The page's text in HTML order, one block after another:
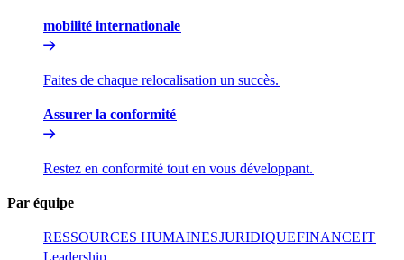
mobilité internationale​​
Faites de chaque relocalisation un succès.​​
Assurer la conformité​​
Restez en conformité tout en vous développant.​​
Par équipe​​
RESSOURCES HUMAINES​​JURIDIQUE​​FINANCE​​IT​​
Leadership​​